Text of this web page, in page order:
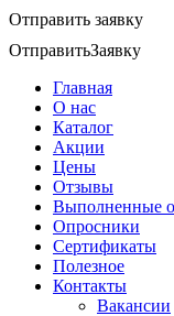
Отправить заявку
ОтправитьЗаявку
Главная
О нас
Каталог
Акции
Цены
Отзывы
Выполненные
Опросники
Сертификаты
Полезное
Контакты
Вакансии